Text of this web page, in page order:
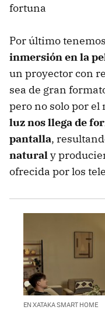
fortuna
Por último
inmersión en la
un proyector con
sea de gran
pero no solo por
luz nos llega de
pantalla,
naturaly
ofrecida por los
EN XATAKA SMART HOME